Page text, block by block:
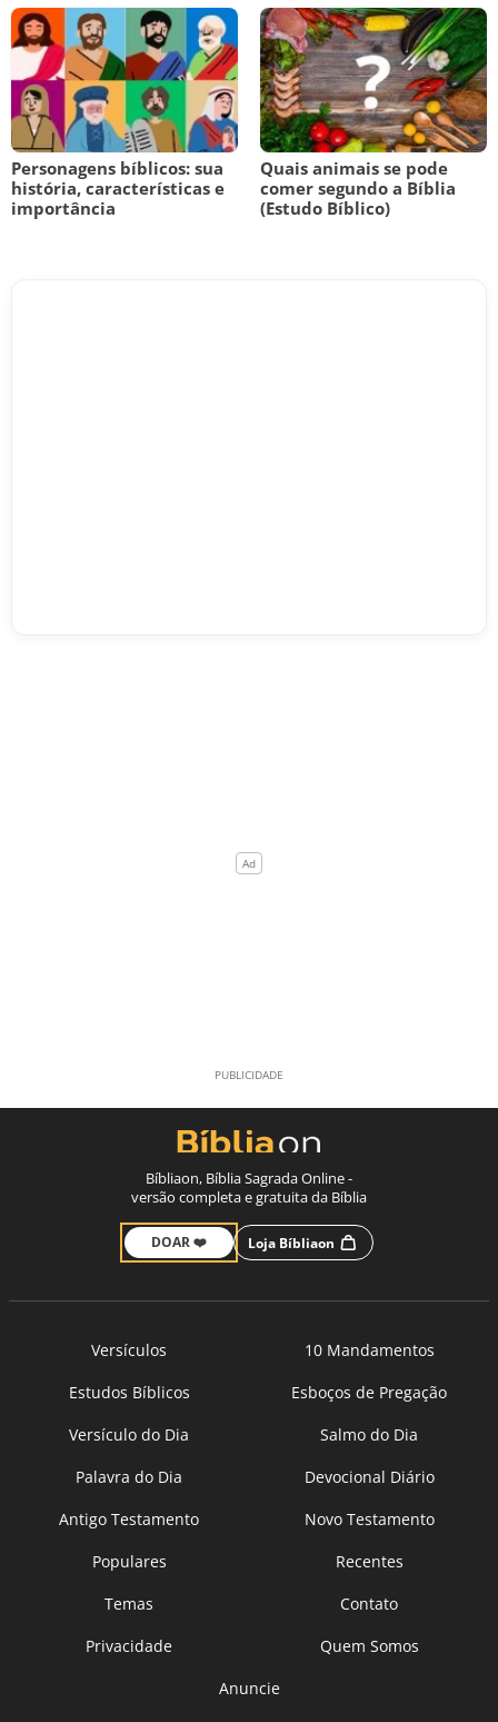
Personagens bíblicos: sua
história, características e
importância
Quais animais se pode
comer segundo a Bíblia
(Estudo Bíblico)
Bíbliaon, Bíblia Sagrada Online -
versão completa e gratuita da Bíblia
DOAR ❤️ Loja Bíbliaon
Versículos
10 Mandamentos
Estudos Bíblicos
Esboços de Pregação
Versículo do Dia
Salmo do Dia
Palavra do Dia
Devocional Diário
Antigo Testamento
Novo Testamento
Populares
Recentes
Temas
Contato
Privacidade
Quem Somos
Anuncie